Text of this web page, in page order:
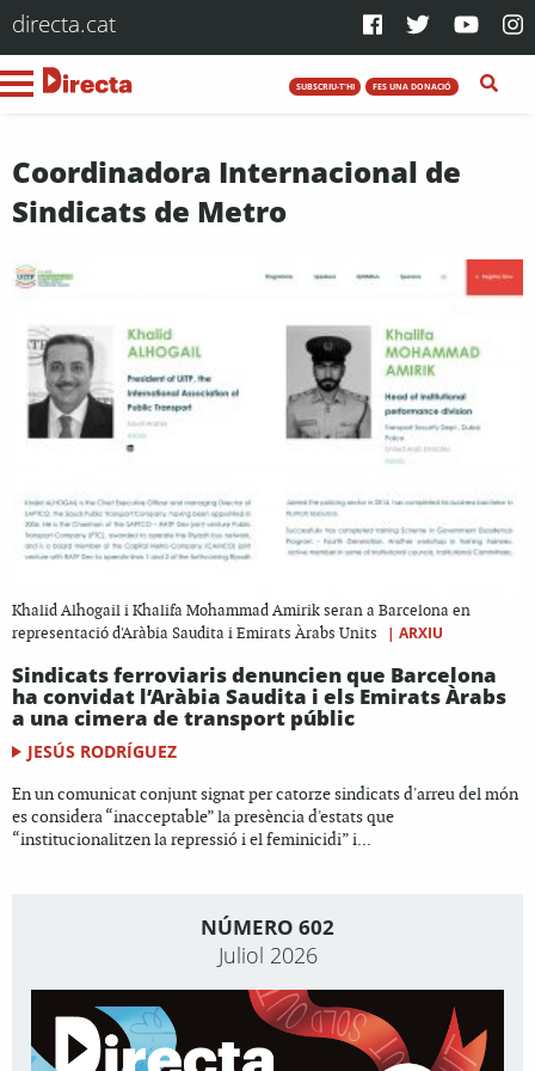
directa.cat
SUBSCRIU-T'HI FES UNA DONACIÓ
Coordinadora Internacional de
Sindicats de Metro
Khalid Alhogail i Khalifa Mohammad Amirik seran a Barcelona en
representació d'Aràbia Saudita i Emirats Àrabs Units
| ARXIU
Sindicats ferroviaris denuncien que Barcelona
ha convidat l’Aràbia Saudita i els Emirats Àrabs
a una cimera de transport públic
JESÚS RODRÍGUEZ
En un comunicat conjunt signat per catorze sindicats d'arreu del món
es considera “inacceptable” la presència d'estats que
“institucionalitzen la repressió i el feminicidi” i...
NÚMERO 602
Juliol 2026